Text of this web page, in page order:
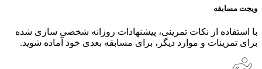
ویجت مسابقه
با استفاده از نکات تمرینی، پیشنهادات روزانه شخصی سازی شده
برای تمرینات و موارد دیگر، برای مسابقه بعدی خود آماده شوید.